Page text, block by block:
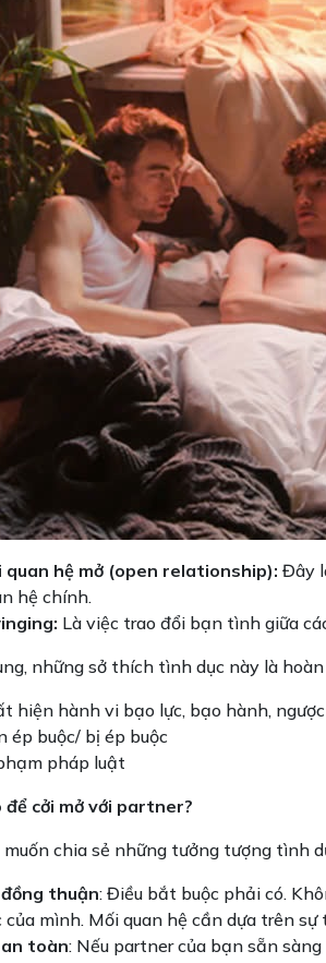
quan hệ mở (open relationship): Đây
hệ chính.
Là việc trao đổi bạn tình giữa
những sở thích tình dục này là
hiện hành vi bạo lực, bạo hành,
ép buộc/ bị ép buộc
pháp luật
để cởi mở với partner?
muốn chia sẻ những tưởng tượng tình
thuận: Điều bắt buộc phải có.
của mình. Mối quan hệ cần dựa trên
toàn: Nếu partner của bạn sẵn